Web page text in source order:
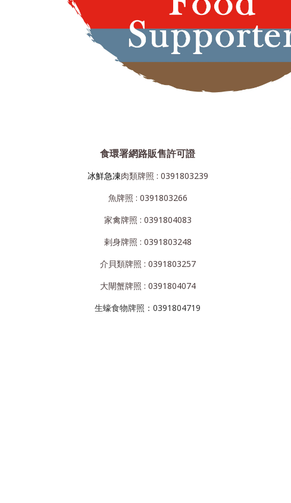
食環署網路販售許可證
冰鮮急凍肉類牌照 : 0391803239
魚牌照 : 0391803266
家禽牌照 : 0391804083
剌身牌照 : 0391803248
介貝類牌照 : 0391803257
大閘蟹牌照 : 0391804074
生蠔食物牌照：0391804719